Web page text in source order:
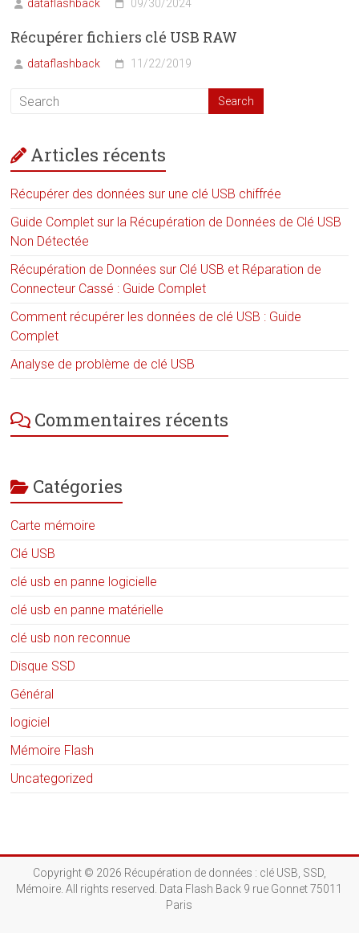
dataflashback 09/30/2024
Récupérer fichiers clé USB RAW
dataflashback 11/22/2019
Articles récents
Récupérer des données sur une clé USB chiffrée
Guide Complet sur la Récupération de Données de Clé USB
Non Détectée
Récupération de Données sur Clé USB et Réparation de
Connecteur Cassé : Guide Complet
Comment récupérer les données de clé USB : Guide
Complet
Analyse de problème de clé USB
Commentaires récents
Catégories
Carte mémoire
Clé USB
clé usb en panne logicielle
clé usb en panne matérielle
clé usb non reconnue
Disque SSD
Général
logiciel
Mémoire Flash
Uncategorized
Copyright © 2026 Récupération de données : clé USB, SSD,
Mémoire. All rights reserved. Data Flash Back 9 rue Gonnet 75011
Paris